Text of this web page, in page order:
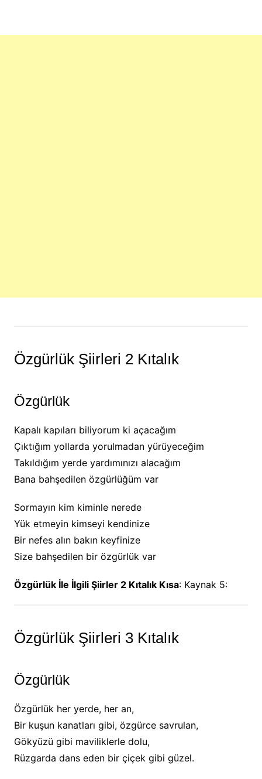
Özgürlük Şiirleri 2 Kıtalık
Özgürlük
Kapalı kapıları biliyorum ki açacağım
Çıktığım yollarda yorulmadan yürüyeceğim
Takıldığım yerde yardımınızı alacağım
Bana bahşedilen özgürlüğüm var
Sormayın kim kiminle nerede
Yük etmeyin kimseyi kendinize
Bir nefes alın bakın keyfinize
Size bahşedilen bir özgürlük var
Özgürlük İle İlgili Şiirler 2 Kıtalık Kısa: Kaynak 5:
Özgürlük Şiirleri 3 Kıtalık
Özgürlük
Özgürlük her yerde, her an,
Bir kuşun kanatları gibi, özgürce savrulan,
Gökyüzü gibi maviliklerle dolu,
Rüzgarda dans eden bir çiçek gibi güzel.